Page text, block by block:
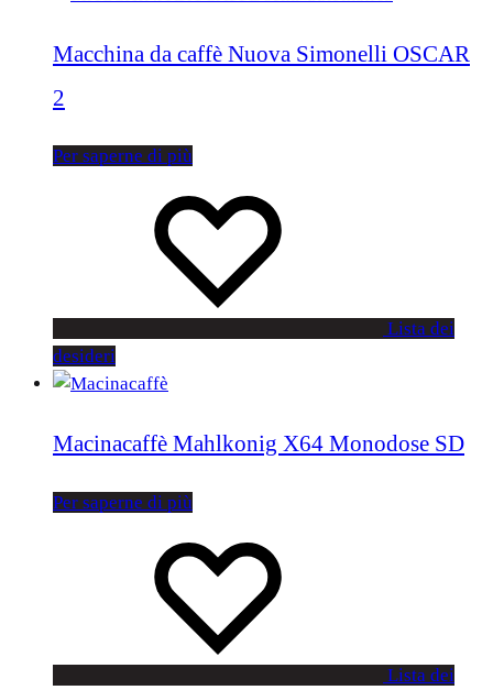
Macchina da caffè Nuova Simonelli OSCAR
2
Per saperne di più
Lista dei
desideri
Macinacaffè Mahlkonig X64 Monodose SD
Per saperne di più
Lista dei